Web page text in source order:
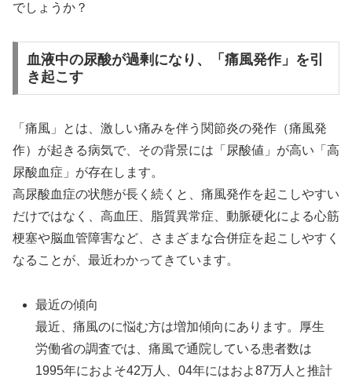
でしょうか？
血液中の尿酸が過剰になり、「痛風発作」を引
き起こす
「痛風」とは、激しい痛みを伴う関節炎の発作（痛風発
作）が起きる病気で、その背景には「尿酸値」が高い「高
尿酸血症」が存在します。
高尿酸血症の状態が長く続くと、痛風発作を起こしやすい
だけではなく、高血圧、脂質異常症、動脈硬化による心筋
梗塞や脳血管障害など、さまざまな合併症を起こしやすく
なることが、最近わかってきています。
最近の傾向
最近、痛風のに悩む方は増加傾向にあります。厚生
労働省の調査では、痛風で通院している患者数は
1995年におよそ42万人、04年にはおよ87万人と推計